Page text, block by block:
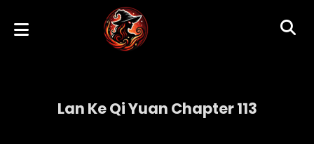
Lan Ke Qi Yuan Chapter 113